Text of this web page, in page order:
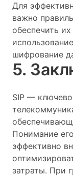
Для
важно
обеспечить
шифрование
5.
SIP —
Понимание
эффективно
затраты. При